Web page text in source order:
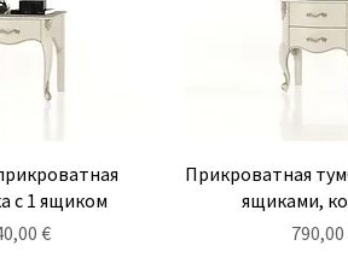
просмотр
с 1 ящиком
€
Быстрый
Прикроватная
ящиками,
Цена
790,00